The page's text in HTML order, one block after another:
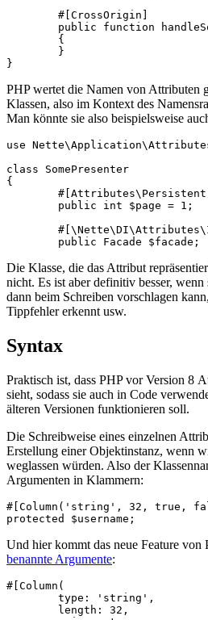
PHP wertet die Namen von Attributen
Klassen, also im Kontext des
Man könnte sie also beispielsweise
use
class SomePresenter
{
Die Klasse, die das Attribut
nicht. Es ist aber definitiv besser,
dann beim Schreiben vorschlagen
Tippfehler erkennt usw.
Syntax
Praktisch ist, dass PHP vor Version 8
sieht, sodass sie auch in Code
älteren Versionen funktionieren soll.
Die Schreibweise eines einzelnen
Erstellung einer Objektinstanz, wenn
weglassen würden. Also der
Argumenten in Klammern:
#[Column('string', 32, true,
Und hier kommt das neue Feature von
benannte Argumente:
#[Column(